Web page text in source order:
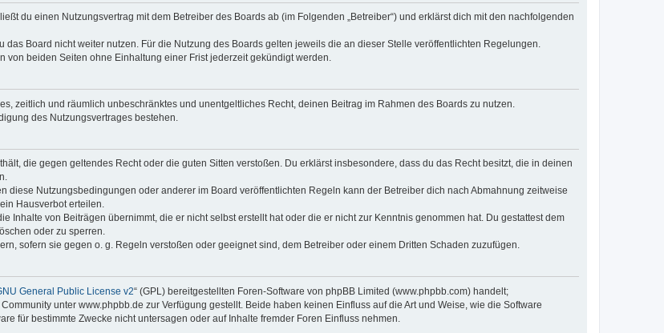
du einen Nutzungsvertrag mit dem Betreiber des Boards ab (im Folgenden „Betreiber“) und erklärst dich mit den nachfolgenden
Board nicht weiter nutzen. Für die Nutzung des Boards gelten jeweils die an dieser Stelle veröffentlichten Regelungen.
von beiden Seiten ohne Einhaltung einer Frist jederzeit gekündigt werden.
zeitlich und räumlich unbeschränktes und unentgeltliches Recht, deinen Beitrag im Rahmen des Boards zu nutzen.
des Nutzungsvertrages bestehen.
die gegen geltendes Recht oder die guten Sitten verstoßen. Du erklärst insbesondere, dass du das Recht besitzt, die in deinen
diese Nutzungsbedingungen oder anderer im Board veröffentlichten Regeln kann der Betreiber dich nach Abmahnung zeitweise
Hausverbot erteilen.
Inhalte von Beiträgen übernimmt, die er nicht selbst erstellt hat oder die er nicht zur Kenntnis genommen hat. Du gestattest dem
oder zu sperren.
sofern sie gegen o. g. Regeln verstoßen oder geeignet sind, dem Betreiber oder einem Dritten Schaden zuzufügen.
General Public License v2“ (GPL) bereitgestellten Foren-Software von phpBB Limited (www.phpbb.com) handelt;
unter www.phpbb.de zur Verfügung gestellt. Beide haben keinen Einfluss auf die Art und Weise, wie die Software
für bestimmte Zwecke nicht untersagen oder auf Inhalte fremder Foren Einfluss nehmen.